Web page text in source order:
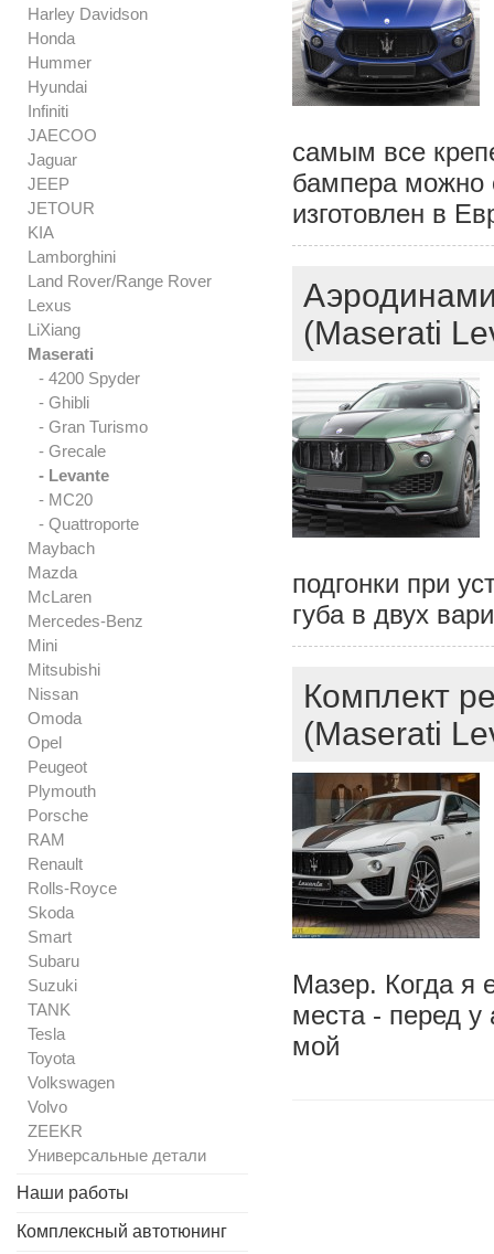
Harley Davidson
Honda
Hummer
Hyundai
Infiniti
JAECOO
Jaguar
JEEP
JETOUR
KIA
Lamborghini
Land Rover/Range Rover
Lexus
LiXiang
Maserati
- 4200 Spyder
- Ghibli
- Gran Turismo
- Grecale
- Levante
- MC20
- Quattroporte
Maybach
Mazda
McLaren
Mercedes-Benz
Mini
Mitsubishi
Nissan
Omoda
Opel
Peugeot
Plymouth
Porsche
RAM
Renault
Rolls-Royce
Skoda
Smart
Subaru
Suzuki
TANK
Tesla
Toyota
Volkswagen
Volvo
ZEEKR
Универсальные детали
Наши работы
Комплексный автотюнинг
самым все
бампера можно
изготовлен в
(Maserati
подгонки при
губа в двух
Комплект
(Maserati
Мазер. Когда я
места - перед у
мой